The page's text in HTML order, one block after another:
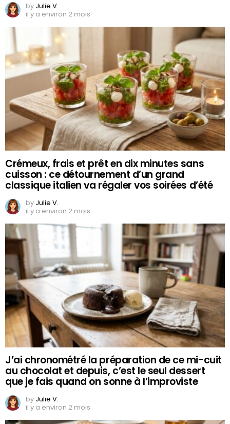
by Julie V.
il y a environ 2 mois
Crémeux, frais et prêt en dix minutes sans
cuisson : ce détournement d’un grand
classique italien va régaler vos soirées d’été
by Julie V.
il y a environ 2 mois
J’ai chronométré la préparation de ce mi-cuit
au chocolat et depuis, c’est le seul dessert
que je fais quand on sonne à l’improviste
by Julie V.
il y a environ 2 mois